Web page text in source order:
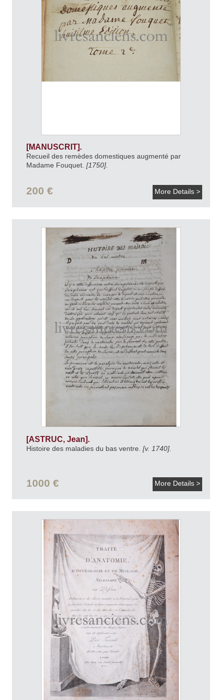
[MANUSCRIT].
Recueil des remèdes domestiques augmenté par
Madame Fouquet. [1750].
200 € More Details >
[ASTRUC, Jean].
Histoire des maladies du bas ventre. [v. 1740].
1000 € More Details >